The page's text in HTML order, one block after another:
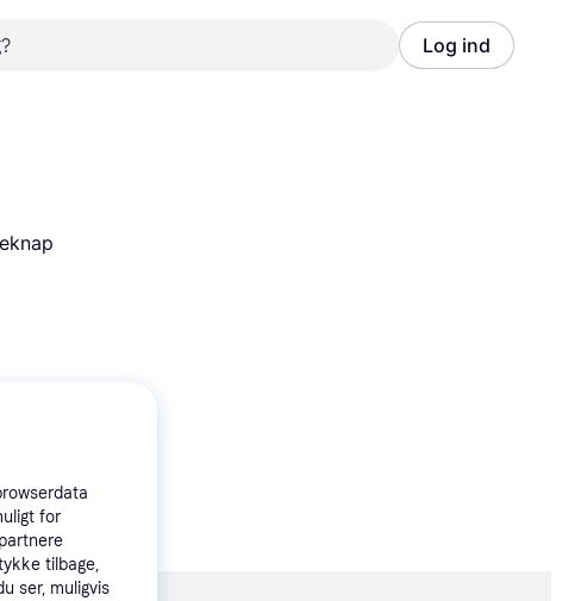
Log ind
for
tilbage,
ser, muligvis